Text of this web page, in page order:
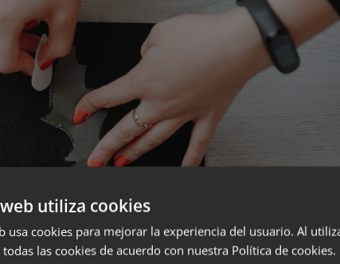
utiliza cookies
usa cookies para mejorar la experiencia del usuario. Al
todas las cookies de acuerdo con nuestra Política de cookies.